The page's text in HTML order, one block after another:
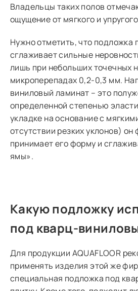
Владельцы таких полов
ощущение от мягкого и
Нужно отметить, что подложка
сглаживает сильные
лишь при небольших точечных
микроперепадах 0,2-0,3 мм.
виниловый ламинат – это
определенной степенью
укладке на основание с
отсутствии резких уклонов) он
принимает его форму и
ямы».
Какую подложку
под кварц-
Для продукции AQUAFLOOR
применять изделия этой же
специальная подложка под